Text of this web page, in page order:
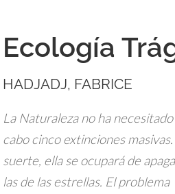
Ecología
HADJADJ, FABRICE
La Naturaleza no ha
cabo cinco extinciones
suerte, ella se ocupará de
las de las estrellas. El